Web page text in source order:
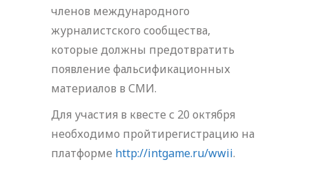
членов международного
журналистского сообщества,
которые должны предотвратить
появление фальсификационных
материалов в СМИ.
Для участия в квесте с 20 октября
необходимо пройтирегистрацию на
платформе http://intgame.ru/wwii.